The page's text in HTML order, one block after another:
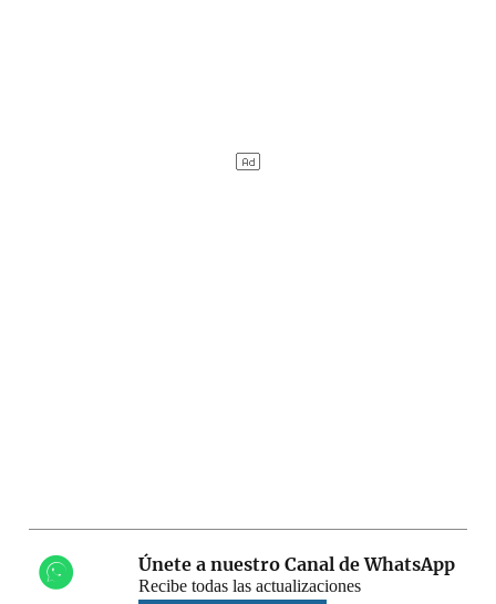
Únete a nuestro Canal de WhatsApp
Recibe todas las actualizaciones